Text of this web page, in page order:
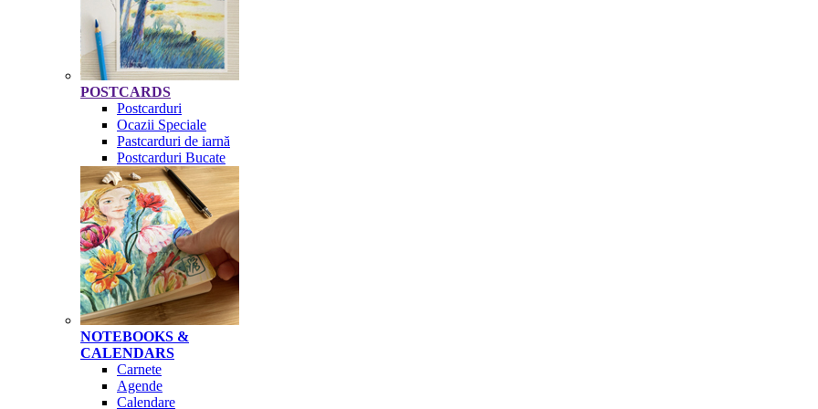
POSTCARDS
Postcarduri
Ocazii Speciale
Pastcarduri de iarnă
Postcarduri Bucate
NOTEBOOKS &
CALENDARS
Carnete
Agende
Calendare